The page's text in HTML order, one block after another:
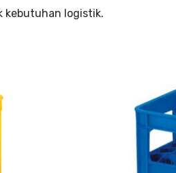
kebutuhan logistik.